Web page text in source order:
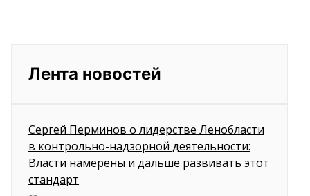
Лента новостей
Сергей Перминов о лидерстве Ленобласти
в контрольно-надзорной деятельности:
Власти намерены и дальше развивать этот
стандарт